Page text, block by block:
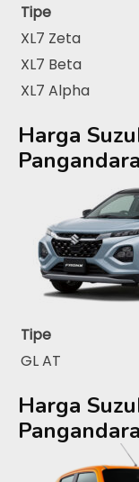
Tipe
XL7 Zeta
XL7 Beta
XL7 Alpha
Harga
Tipe
GL AT
Harga